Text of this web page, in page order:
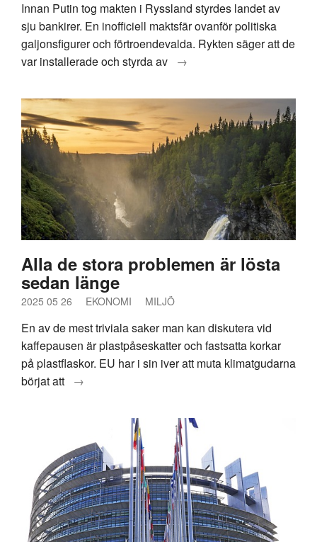
Innan Putin tog makten i Ryssland styrdes landet av
sju bankirer. En inofficiell maktsfär ovanför politiska
galjonsfigurer och förtroendevalda. Rykten säger att de
var installerade och styrda av
→
Alla de stora problemen är lösta
sedan länge
2025 05 26 EKONOMI MILJÖ
En av de mest triviala saker man kan diskutera vid
kaffepausen är plastpåseskatter och fastsatta korkar
på plastflaskor. EU har i sin iver att muta klimatgudarna
börjat att
→